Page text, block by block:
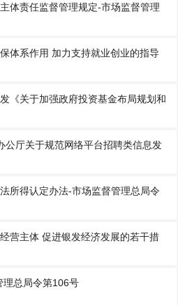
体责任监督管理规定-市场监督管理
体系作用 加力支持就业创业的指导
《关于加强政府投资基金布局规划和
公厅关于规范网络平台招聘类信息发
所得认定办法-市场监督管理总局令
营主体 促进银发经济发展的若干措
理总局令第106号